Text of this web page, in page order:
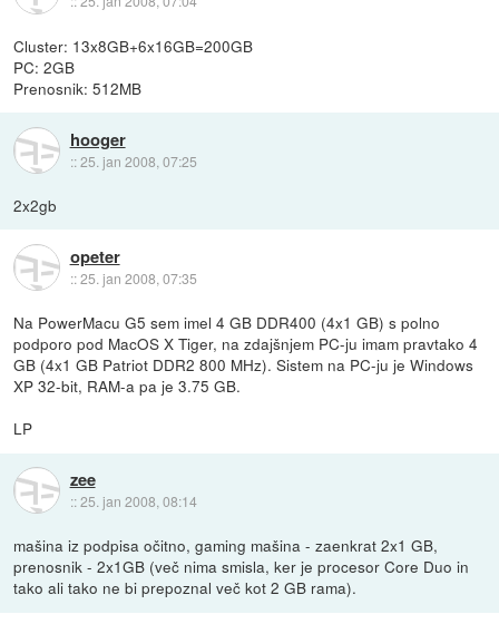
Cluster: 13x8GB+6x16GB=200GB
PC: 2GB
Prenosnik: 512MB
hooger
::25. jan 2008, 07:25
2x2gb
opeter
::25. jan 2008, 07:35
Na PowerMacu G5 sem imel 4 GB DDR400 (4x1 GB) s polno
podporo pod MacOS X Tiger, na zdajšnjem PC-ju imam pravtako 4
GB (4x1 GB Patriot DDR2 800 MHz). Sistem na PC-ju je Windows
XP 32-bit, RAM-a pa je 3.75 GB.
LP
zee
::25. jan 2008, 08:14
mašina iz podpisa očitno, gaming mašina - zaenkrat 2x1 GB,
prenosnik - 2x1GB (več nima smisla, ker je procesor Core Duo in
tako ali tako ne bi prepoznal več kot 2 GB rama).